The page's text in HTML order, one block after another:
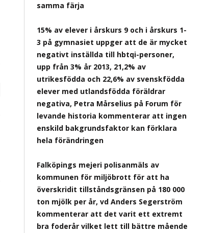
samma färja
15% av elever i årskurs 9 och i årskurs 1-
3 på gymnasiet uppger att de är mycket
negativt inställda till hbtqi-personer,
upp från 3% år 2013, 21,2% av
utrikesfödda och 22,6% av svenskfödda
elever med utlandsfödda föräldrar
negativa, Petra Mårselius på Forum för
levande historia kommenterar att ingen
enskild bakgrundsfaktor kan förklara
hela förändringen
Falköpings mejeri polisanmäls av
kommunen för miljöbrott för att ha
överskridit tillståndsgränsen på 180 000
ton mjölk per år, vd Anders Segerström
kommenterar att det varit ett extremt
bra foderår vilket lett till bättre mående